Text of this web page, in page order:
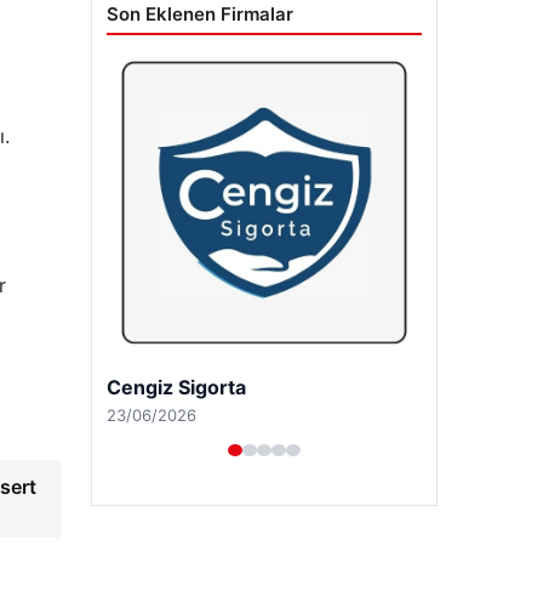
Son Eklenen Firmalar
Hastaş Beton
26/05/2026